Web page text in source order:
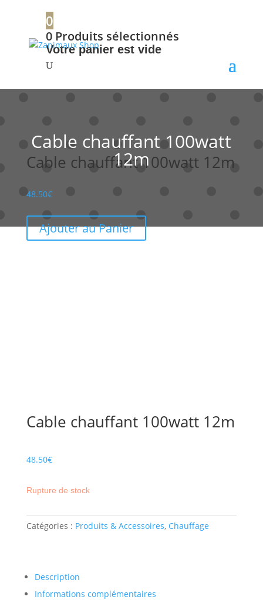
0
0 Produits sélectionnés
Votre panier est vide
Cable chauffant 100watt
12m
Cable chauffant 100watt 12m
48.50€
Ajouter au Panier
Cable chauffant 100watt 12m
48.50€
Rupture de stock
Catégories : Produits & Accessoires, Chauffage
Description
Informations complémentaires